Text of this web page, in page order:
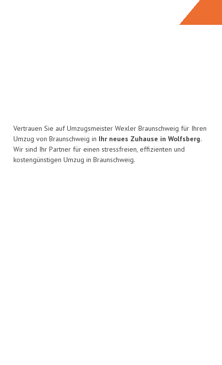
Vertrauen Sie auf Umzugsmeister Wexler Braunschweig für Ihren
Umzug von Braunschweig in Ihr neues Zuhause in Wolfsberg.
Wir sind Ihr Partner für einen stressfreien, effizienten und
kostengünstigen Umzug in Braunschweig.